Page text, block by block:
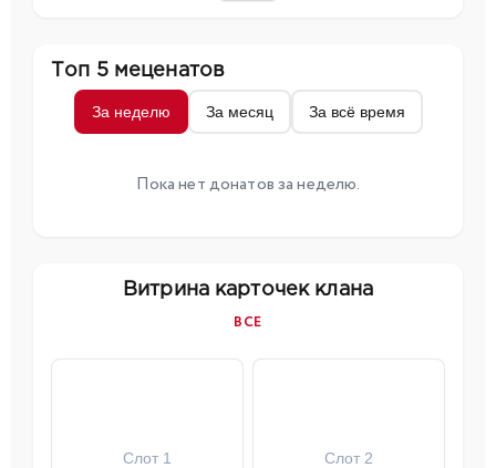
Топ 5 меценатов
За неделю За месяц За всё время
Пока нет донатов за неделю.
Витрина карточек клана
ВСЕ
Слот 1 Слот 2